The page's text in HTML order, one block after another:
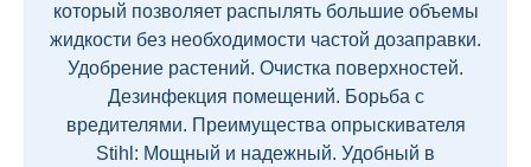
который позволяет распылять большие объемы
жидкости без необходимости частой дозаправки.
Удобрение растений. Очистка поверхностей.
Дезинфекция помещений. Борьба с
вредителями. Преимущества опрыскивателя
Stihl: Мощный и надежный. Удобный в